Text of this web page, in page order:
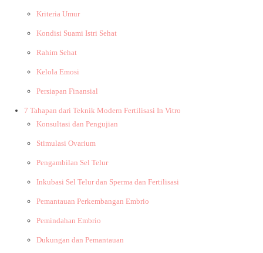
Kriteria Umur
Kondisi Suami Istri Sehat
Rahim Sehat
Kelola Emosi
Persiapan Finansial
7 Tahapan dari Teknik Modern Fertilisasi In Vitro
Konsultasi dan Pengujian
Stimulasi Ovarium
Pengambilan Sel Telur
Inkubasi Sel Telur dan Sperma dan Fertilisasi
Pemantauan Perkembangan Embrio
Pemindahan Embrio
Dukungan dan Pemantauan